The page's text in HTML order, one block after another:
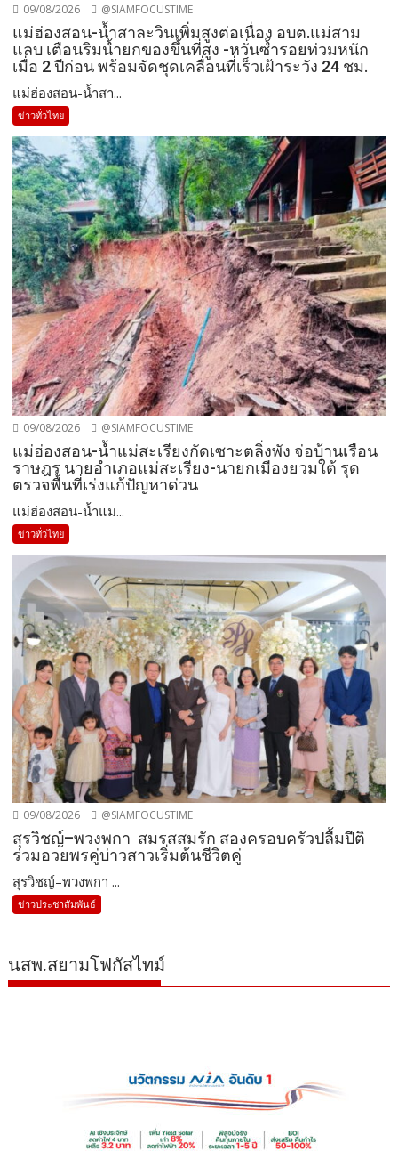
09/08/2026 @SIAMFOCUSTIME
แม่ฮ่องสอน-น้ำสาละวินเพิ่มสูงต่อเนื่อง อบต.แม่สาม
แลบ เตือนริมน้ำยกของขึ้นที่สูง -หวั่นซ้ำรอยท่วมหนัก
เมื่อ 2 ปีก่อน พร้อมจัดชุดเคลื่อนที่เร็วเฝ้าระวัง 24 ชม.
แม่ฮ่องสอน-น้ำสา...
ข่าวทั่วไทย
09/08/2026 @SIAMFOCUSTIME
แม่ฮ่องสอน-น้ำแม่สะเรียงกัดเซาะตลิ่งพัง จ่อบ้านเรือน
ราษฎร นายอำเภอแม่สะเรียง-นายกเมืองยวมใต้ รุด
ตรวจพื้นที่เร่งแก้ปัญหาด่วน
แม่ฮ่องสอน-น้ำแม...
ข่าวทั่วไทย
09/08/2026 @SIAMFOCUSTIME
สุรวิชญ์–พวงพกา สมรสสมรัก สองครอบครัวปลื้มปีติ
ร่วมอวยพรคู่บ่าวสาวเริ่มต้นชีวิตคู่
สุรวิชญ์–พวงพกา ...
ข่าวประชาสัมพันธ์
นสพ.สยามโฟกัสไทม์